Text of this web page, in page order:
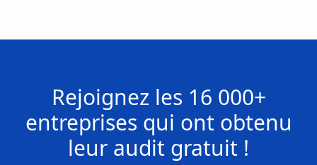
Rejoignez les 16 000+
entreprises qui ont obtenu
leur audit gratuit !